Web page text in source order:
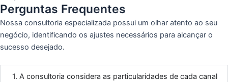
Perguntas Frequentes
Nossa consultoria especializada possui um olhar atento ao seu
negócio, identificando os ajustes necessários para alcançar o
sucesso desejado.
1. A consultoria considera as particularidades de cada canal